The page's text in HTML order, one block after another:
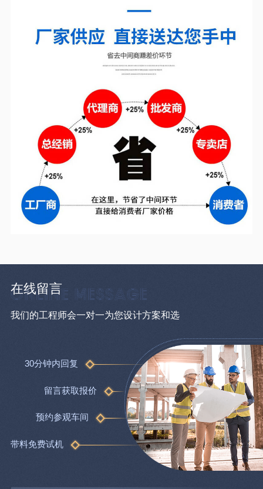
在线留言
我们的工程师会一对一为您设计方案和选
30分钟内回复
留言获取报价
预约参观车间
带料免费试机